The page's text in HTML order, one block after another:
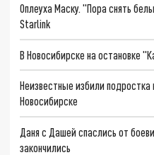
Оплеуха Маску. "Пора снять
Starlink
В Новосибирске на остановке
Неизвестные избили
Новосибирске
Даня с Дашей спаслись от
закончились